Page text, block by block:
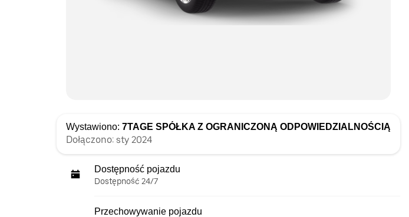
Wystawiono: 7TAGE SPÓŁKA Z OGRANICZONĄ ODPOWIEDZIALNOŚCIĄ
Dołączono: sty 2024
Dostępność pojazdu
Dostępność 24/7
Przechowywanie pojazdu